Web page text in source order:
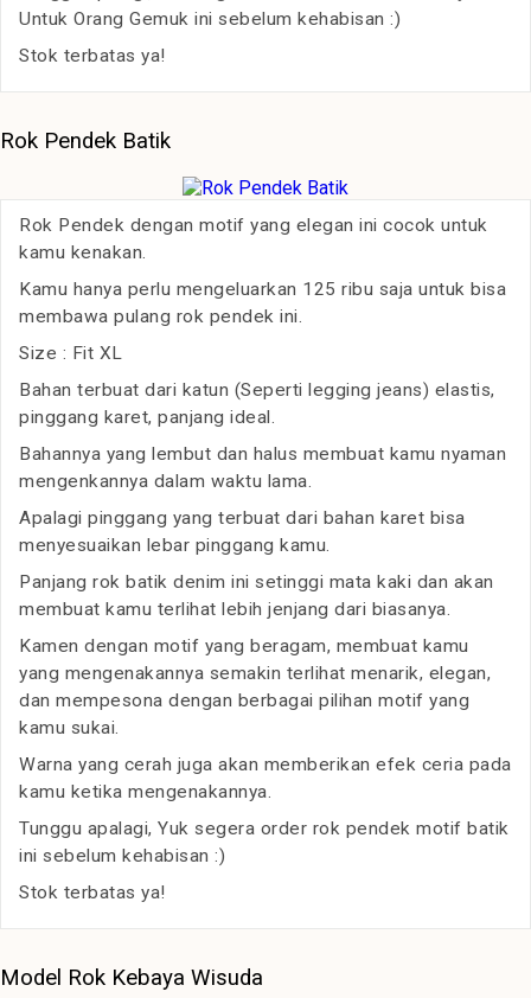
Untuk Orang Gemuk ini sebelum kehabisan :)
Stok terbatas ya!
Rok Pendek Batik
Rok Pendek dengan motif yang elegan ini cocok untuk
kamu kenakan.
Kamu hanya perlu mengeluarkan 125 ribu saja untuk bisa
membawa pulang rok pendek ini.
Size : Fit XL
Bahan terbuat dari katun (Seperti legging jeans) elastis,
pinggang karet, panjang ideal.
Bahannya yang lembut dan halus membuat kamu nyaman
mengenkannya dalam waktu lama.
Apalagi pinggang yang terbuat dari bahan karet bisa
menyesuaikan lebar pinggang kamu.
Panjang rok batik denim ini setinggi mata kaki dan akan
membuat kamu terlihat lebih jenjang dari biasanya.
Kamen dengan motif yang beragam, membuat kamu
yang mengenakannya semakin terlihat menarik, elegan,
dan mempesona dengan berbagai pilihan motif yang
kamu sukai.
Warna yang cerah juga akan memberikan efek ceria pada
kamu ketika mengenakannya.
Tunggu apalagi, Yuk segera order rok pendek motif batik
ini sebelum kehabisan :)
Stok terbatas ya!
Model Rok Kebaya Wisuda